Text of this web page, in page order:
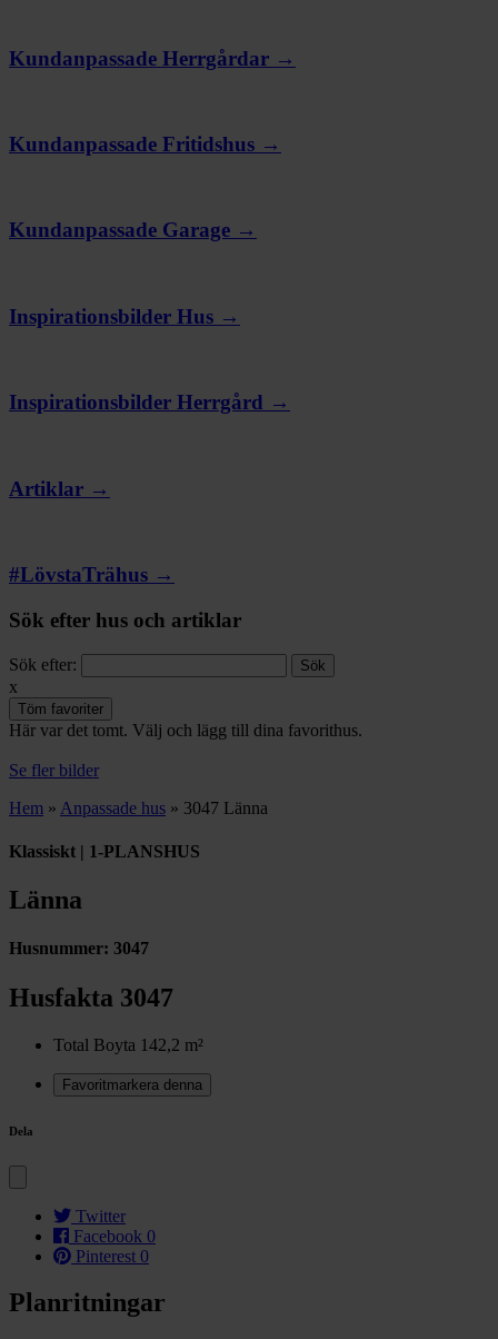
Kundanpassade Herrgårdar →
Kundanpassade Fritidshus →
Kundanpassade Garage →
Inspirationsbilder Hus →
Inspirationsbilder Herrgård →
Artiklar →
#LövstaTrähus →
Sök efter hus och artiklar
Sök efter:
x
Töm favoriter
Här var det tomt. Välj och lägg till dina favorithus.
Se fler bilder
Hem » Anpassade hus » 3047 Länna
Klassiskt | 1-PLANSHUS
Länna
Husnummer: 3047
Husfakta 3047
Total Boyta 142,2 m²
Favoritmarkera denna
Dela
Twitter
Facebook 0
Pinterest 0
Planritningar